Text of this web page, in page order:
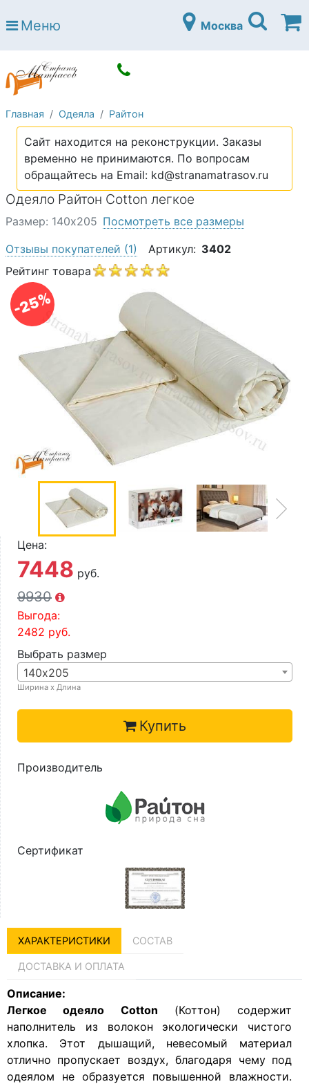
Страна матрасов
Open submenu (Матрасы)
Open submenu (Кровати)
Кровати
Open submenu (Аксессуары)
Open submenu (Диваны)
Диваны
Open submenu (Постельное белье)
Постельное белье
Open submenu (Мебель)
Мебель
Open submenu (Основания)
Основания
Open submenu (Детские матрасы)
Open submenu (Детские кровати)
Детские кровати
Open submenu (Шкафы)
Шкафы
О компании
Контакты
Доставка по городу
Меню Москва
Главная Одеяла Райтон
Сайт находится на реконструкции. Заказы
временно не принимаются. По вопросам
обращайтесь на Email: kd@stranamatrasov.ru
Одеяло Райтон Cotton легкое
-25%
Размер: 140х205 Посмотреть все размеры
Отзывы покупателей (1) Артикул: 3402
Рейтинг товара
Цена:
7448 руб.
9930
Выгода:
2482 руб.
Выбрать размер
140х205
Ширина х Длина
Купить
Производитель
Сертификат
ХАРАКТЕРИСТИКИ СОСТАВ
ДОСТАВКА И ОПЛАТА
Описание:
Легкое одеяло Cotton (Коттон) содержит
наполнитель из волокон экологически чистого
хлопка. Этот дышащий, невесомый материал
отлично пропускает воздух, благодаря чему под
одеялом не образуется повышенной влажности.